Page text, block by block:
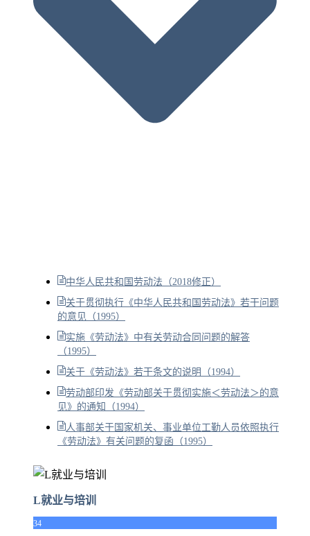
中华人民共和国劳动法（2018修正）
关于贯彻执行《中华人民共和国劳动法》若干问题
的意见（1995）
实施《劳动法》中有关劳动合同问题的解答
（1995）
关于《劳动法》若干条文的说明（1994）
劳动部印发《劳动部关于贯彻实施＜劳动法＞的意
见》的通知（1994）
人事部关于国家机关、事业单位工勤人员依照执行
《劳动法》有关问题的复函（1995）
L就业与培训
34